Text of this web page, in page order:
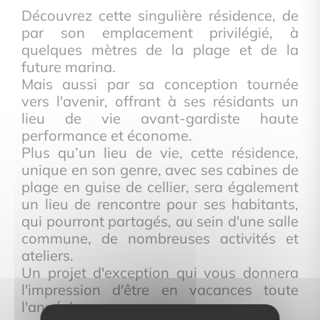
Découvrez cette singulière résidence, de
par son emplacement privilégié, à
quelques mètres de la plage et de la
future marina.
Mais aussi par sa conception tournée
vers l'avenir, offrant à ses résidants un
lieu de vie avant-gardiste haute
performance et économe.
Plus qu’un lieu de vie, cette résidence,
unique en son genre, avec ses cabines de
plage en guise de cellier, sera également
un lieu de rencontre pour ses habitants,
qui pourront partagés, au sein d'une salle
commune, de nombreuses activités et
ateliers.
Un projet d'exception qui vous donnera
l'impression d'être en vacances toute
l'année!